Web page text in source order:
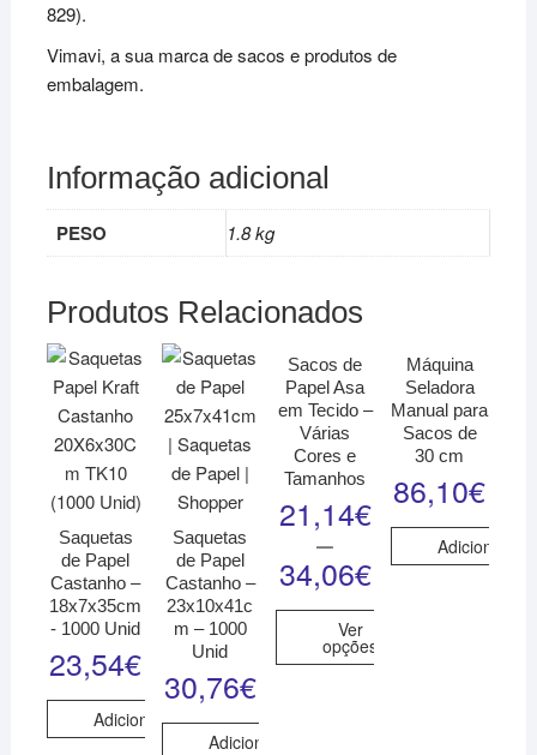
829).
Vimavi, a sua marca de sacos e produtos de
embalagem.
Informação adicional
PESO 1.8 kg
Produtos Relacionados
Saquetas
de Papel
Castanho –
18x7x35cm
- 1000 Unid
23,54€
Adicionar
Saquetas
de Papel
Castanho –
23x10x41c
m – 1000
Unid
30,76€
Adicionar
Sacos de
Papel Asa
em Tecido –
Várias
Cores e
Tamanhos
21,14€
–
34,06€
Ver
opções
Máquina
Seladora
Manual para
Sacos de
30 cm
86,10€
Adicionar